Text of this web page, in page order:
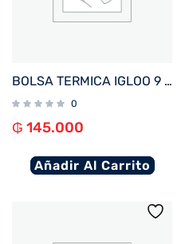
BOLSA TERMICA IGLOO 9 LATAS VERTICAL LUNCH RETRO AZUL Y ROJO 63083
0
₲ 145.000
Añadir Al Carrito